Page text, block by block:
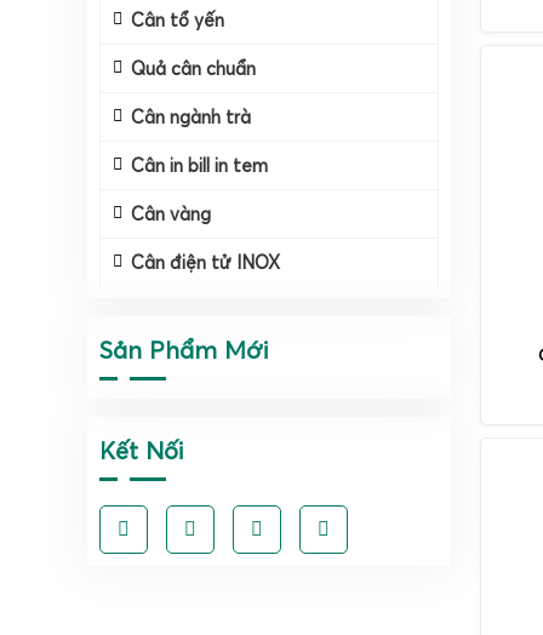
Cân tổ yến
Quả cân chuẩn
Cân ngành trà
Cân in bill in tem
Cân vàng
Cân điện tử INOX
Sản Phẩm Mới
Kết Nối